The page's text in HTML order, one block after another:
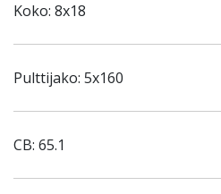
Koko: 8x18
Pulttijako: 5x160
CB: 65.1